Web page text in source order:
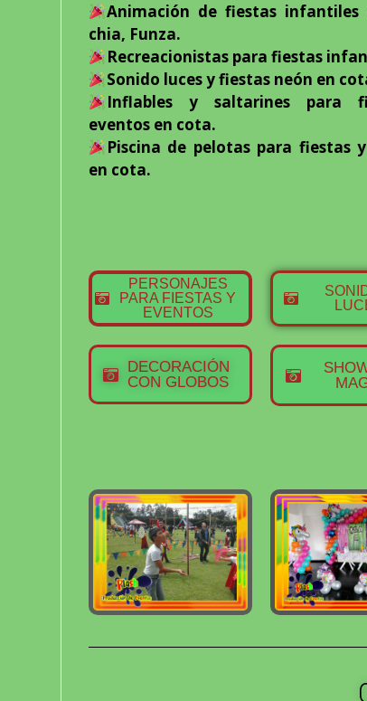
Animación de fiestas infantiles
chia, Funza.
Recreacionistas para fiestas
Sonido luces y fiestas neón en
Inflables y saltarines para
eventos en cota.
Piscina de pelotas para fiestas
en cota.
PERSONAJES
PARA FIESTAS Y
EVENTOS
DECORACIÓN
CON GLOBOS